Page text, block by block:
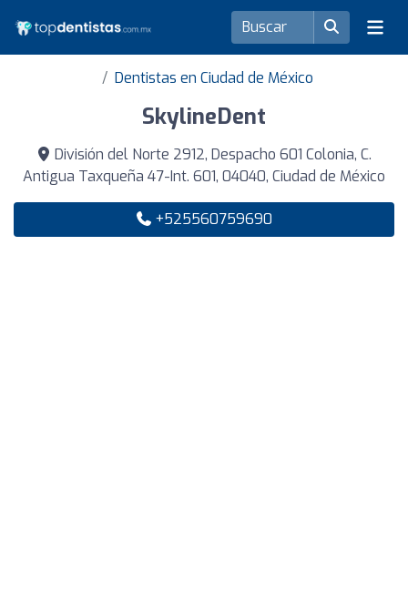
Dentistas en Ciudad de México
SkylineDent
División del Norte 2912, Despacho 601 Colonia, C.
Antigua Taxqueña 47-Int. 601, 04040, Ciudad de México
+525560759690